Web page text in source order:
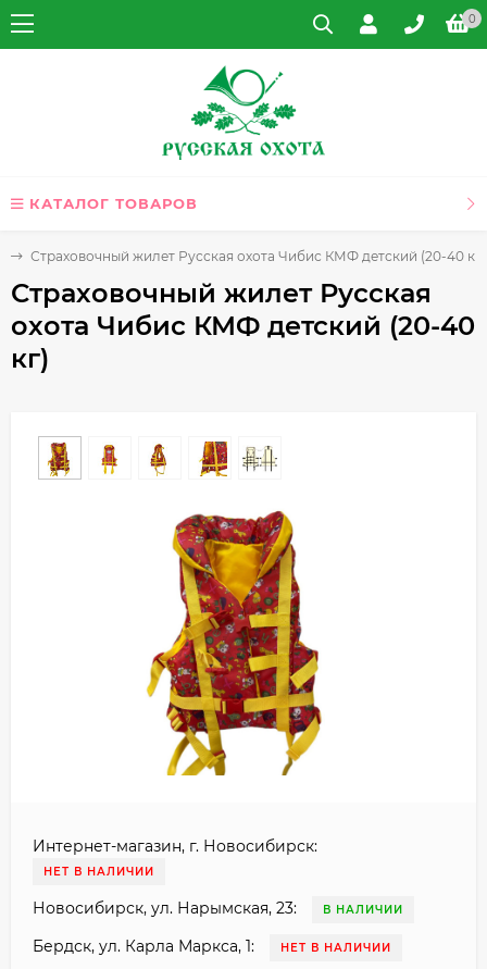
0
КАТАЛОГ ТОВАРОВ
Страховочный жилет Русская охота Чибис КМФ детский (20-40 кг)
Страховочный жилет Русская
охота Чибис КМФ детский (20-40
кг)
Интернет-магазин, г. Новосибирск:
НЕТ В НАЛИЧИИ
Новосибирск, ул. Нарымская, 23: В НАЛИЧИИ
Бердск, ул. Карла Маркса, 1: НЕТ В НАЛИЧИИ